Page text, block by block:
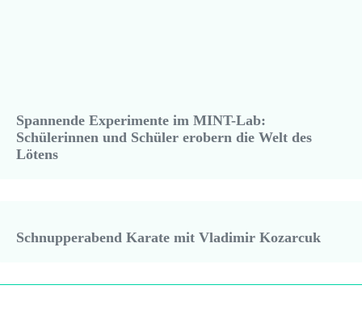
Spannende Experimente im MINT-Lab:
Schülerinnen und Schüler erobern die Welt des
Lötens
Schnupperabend Karate mit Vladimir Kozarcuk